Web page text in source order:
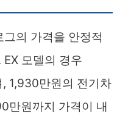
의 가격을 안정적
모델의 경우
1,930만원의 전기차
만원까지 가격이 내